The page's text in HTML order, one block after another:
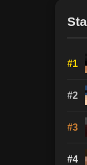
#1
#2
#3
#4